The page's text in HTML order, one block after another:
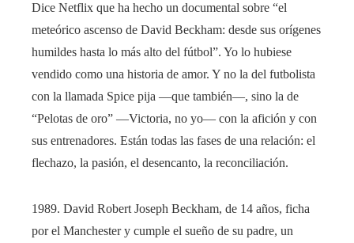
Dice Netflix que ha hecho un documental sobre “el
meteórico ascenso de David Beckham: desde sus orígenes
humildes hasta lo más alto del fútbol”. Yo lo hubiese
vendido como una historia de amor. Y no la del futbolista
con la llamada Spice pija —que también—, sino la de
“Pelotas de oro” —Victoria, no yo— con la afición y con
sus entrenadores. Están todas las fases de una relación: el
flechazo, la pasión, el desencanto, la reconciliación.
1989. David Robert Joseph Beckham, de 14 años, ficha
por el Manchester y cumple el sueño de su padre, un